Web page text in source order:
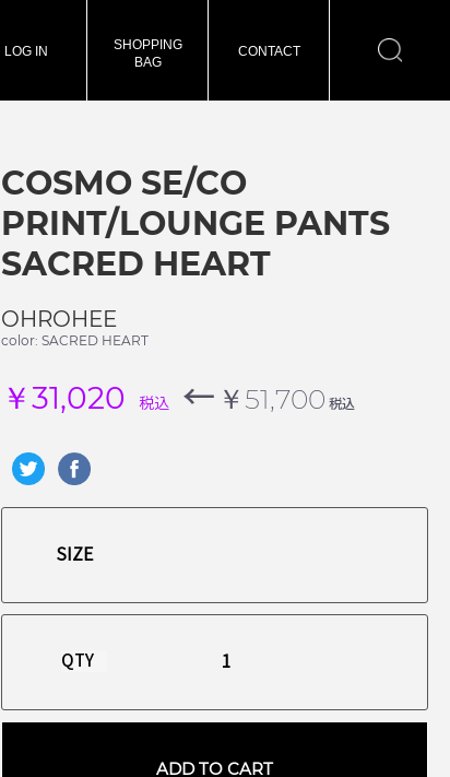
LOG IN
SHOPPING
BAG
CONTACT
COSMO SE/CO
PRINT/LOUNGE PANTS
SACRED HEART
OHROHEE
color: SACRED HEART
￥31,020 税込 ← ￥51,700 税込
QTY
ADD TO CART